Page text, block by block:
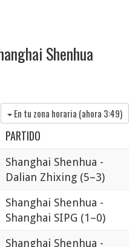
Shenhua
En tu zona horaria (ahora 3:49)
PARTIDO
Shanghai Shenhua -
Dalian Zhixing (5–3)
Shanghai Shenhua -
Shanghai SIPG (1–0)
Shanghai Shenhua -